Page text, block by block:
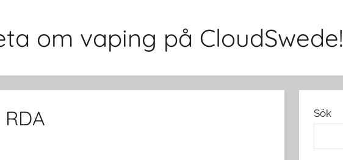
om vaping på CloudSwede!
Sök